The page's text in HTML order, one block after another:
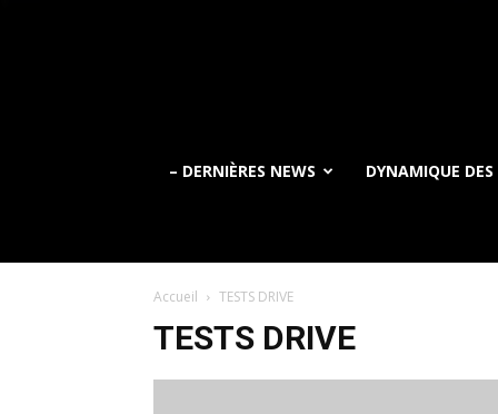
– DERNIÈRES NEWS DYNAMIQUE
Accueil TESTS DRIVE
TESTS DRIVE